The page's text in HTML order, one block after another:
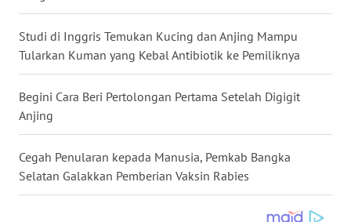
Studi di Inggris Temukan Kucing dan Anjing Mampu
Tularkan Kuman yang Kebal Antibiotik ke Pemiliknya
Begini Cara Beri Pertolongan Pertama Setelah Digigit
Anjing
Cegah Penularan kepada Manusia, Pemkab Bangka
Selatan Galakkan Pemberian Vaksin Rabies
NUSANTARA
WN
JOGJA
WN
JATIM
WN